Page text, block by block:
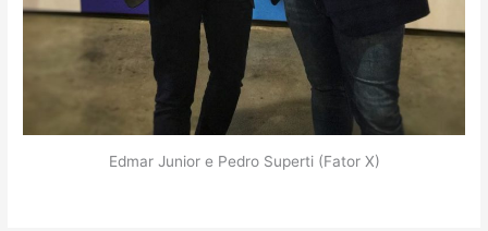
Edmar Junior e Pedro Superti (Fator X)